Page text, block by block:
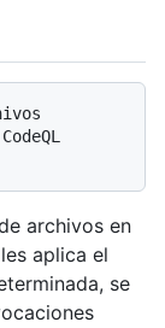
archivos en
aplica el
se